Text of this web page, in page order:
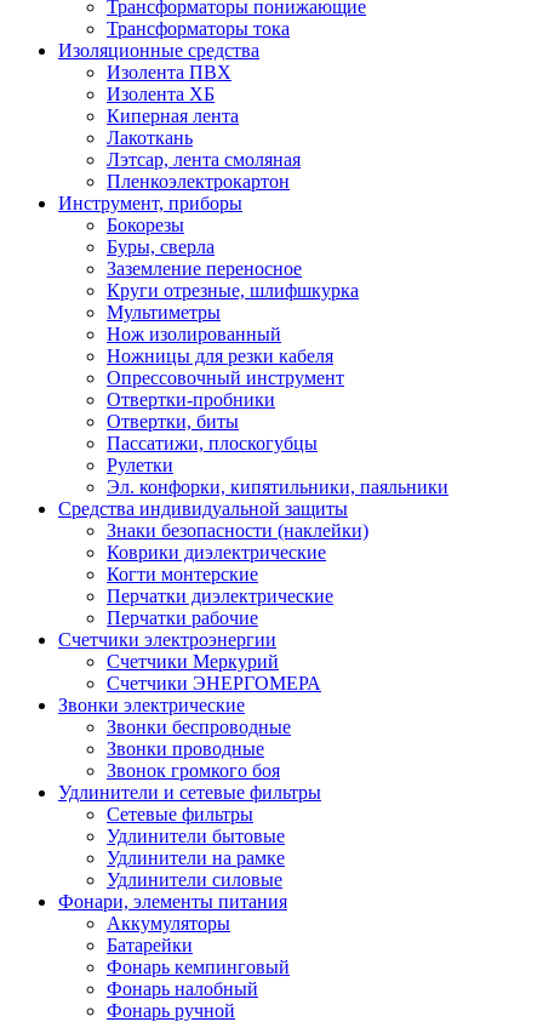
Трансформаторы понижающие
Трансформаторы тока
Изоляционные средства
Изолента ПВХ
Изолента ХБ
Киперная лента
Лакоткань
Лэтсар, лента смоляная
Пленкоэлектрокартон
Инструмент, приборы
Бокорезы
Буры, сверла
Заземление переносное
Круги отрезные, шлифшкурка
Мультиметры
Нож изолированный
Ножницы для резки кабеля
Опрессовочный инструмент
Отвертки-пробники
Отвертки, биты
Пассатижи, плоскогубцы
Рулетки
Эл. конфорки, кипятильники, паяльники
Средства индивидуальной защиты
Знаки безопасности (наклейки)
Коврики диэлектрические
Когти монтерские
Перчатки диэлектрические
Перчатки рабочие
Счетчики электроэнергии
Счетчики Меркурий
Счетчики ЭНЕРГОМЕРА
Звонки электрические
Звонки беспроводные
Звонки проводные
Звонок громкого боя
Удлинители и сетевые фильтры
Сетевые фильтры
Удлинители бытовые
Удлинители на рамке
Удлинители силовые
Фонари, элементы питания
Аккумуляторы
Батарейки
Фонарь кемпинговый
Фонарь налобный
Фонарь ручной